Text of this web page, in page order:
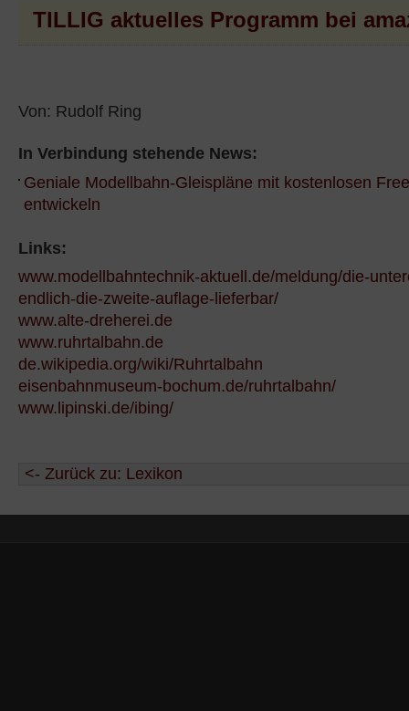
TILLIG aktuelles Programm bei
Von: Rudolf Ring
In Verbindung stehende News:
Geniale Modellbahn-Gleispläne mit kostenlosen
entwickeln
Links:
www.modellbahntechnik-aktuell.de/meldung/die-
endlich-die-zweite-auflage-lieferbar/
www.alte-dreherei.de
www.ruhrtalbahn.de
de.wikipedia.org/wiki/Ruhrtalbahn
eisenbahnmuseum-bochum.de/ruhrtalbahn/
www.lipinski.de/ibing/
<- Zurück zu: Lexikon